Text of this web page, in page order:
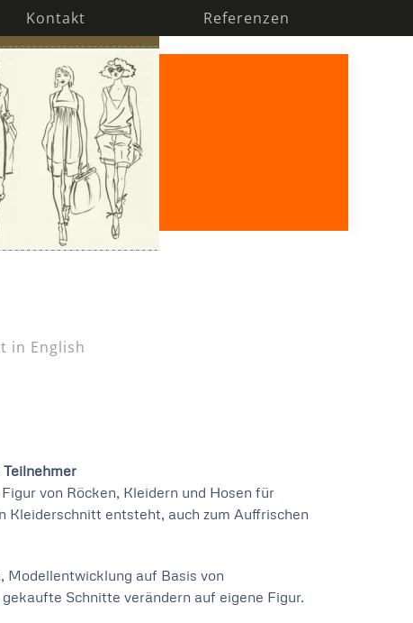
Kontakt Referenzen
in English
von Röcken, Kleidern und Hosen für
Kleiderschnitt entsteht, auch zum Auffrischen
Modellentwicklung auf Basis von
Schnitte verändern auf eigene Figur.